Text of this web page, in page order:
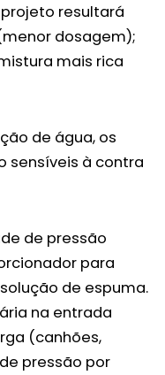
resultará
dosagem);
mais rica
de água, os
sensíveis à contra
de pressão
para
de espuma.
na entrada
(canhões,
pressão por